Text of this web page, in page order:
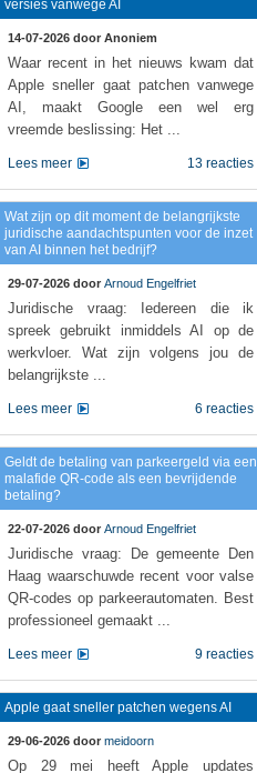
versies vanwege AI
14-07-2026 door Anoniem
Waar recent in het nieuws kwam dat
Apple sneller gaat patchen vanwege
AI, maakt Google een wel erg
vreemde beslissing: Het ...
13 reacties
Lees meer
Wat zijn op dit moment de belangrijkste
juridische aandachtspunten voor de inzet
van AI binnen het bedrijf?
29-07-2026 door Arnoud Engelfriet
Juridische vraag: Iedereen die ik
spreek gebruikt inmiddels AI op de
werkvloer. Wat zijn volgens jou de
belangrijkste ...
6 reacties
Lees meer
Geldt de betaling van parkeergeld via een
malafide QR-code als een bevrijdende
betaling?
22-07-2026 door Arnoud Engelfriet
Juridische vraag: De gemeente Den
Haag waarschuwde recent voor valse
QR-codes op parkeerautomaten. Best
professioneel gemaakt ...
9 reacties
Lees meer
Apple gaat sneller patchen wegens AI
29-06-2026 door meidoorn
Op 29 mei heeft Apple updates